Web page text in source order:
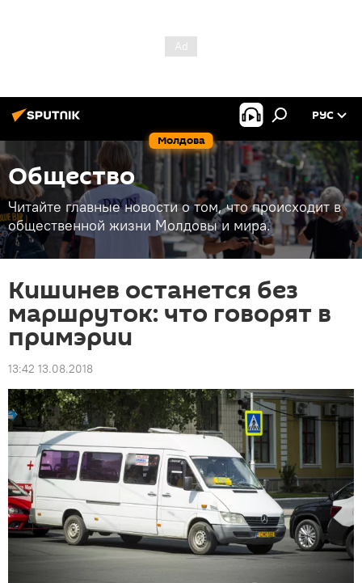
Молдова
РУС
Общество
Читайте главные новости о том, что происходит в
общественной жизни Молдовы и мира.
Кишинев останется без
маршруток: что говорят в
примэрии
13:42 13.08.2018